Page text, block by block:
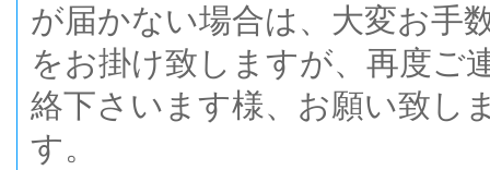
が届かない場合は、大変お手
をお掛け致しますが、再度ご
絡下さいます様、お願い致し
す。